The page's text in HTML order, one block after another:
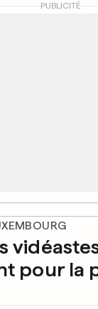
PUBLICITÉ
pour la